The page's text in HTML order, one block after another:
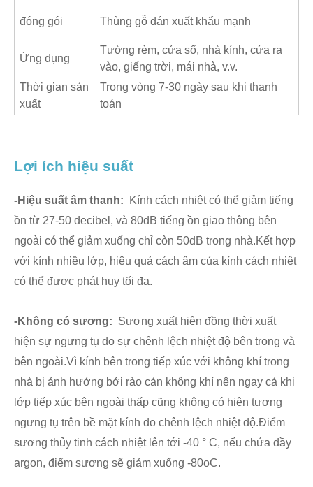
đóng gói Thùng gỗ dán xuất khẩu mạnh
Ứng dụng
Tường rèm, cửa sổ, nhà kính, cửa ra
vào, giếng trời, mái nhà, v.v.
Thời gian sản
xuất
Trong vòng 7-30 ngày sau khi thanh
toán
Lợi ích hiệu suất
-Hiệu suất âm thanh: Kính cách nhiệt có thể giảm tiếng
ồn từ 27-50 decibel, và 80dB tiếng ồn giao thông bên
ngoài có thể giảm xuống chỉ còn 50dB trong nhà.Kết hợp
với kính nhiều lớp, hiệu quả cách âm của kính cách nhiệt
có thể được phát huy tối đa.
-Không có sương: Sương xuất hiện đồng thời xuất
hiện sự ngưng tụ do sự chênh lệch nhiệt độ bên trong và
bên ngoài.Vì kính bên trong tiếp xúc với không khí trong
nhà bị ảnh hưởng bởi rào cản không khí nên ngay cả khi
lớp tiếp xúc bên ngoài thấp cũng không có hiện tượng
ngưng tụ trên bề mặt kính do chênh lệch nhiệt độ.Điểm
sương thủy tinh cách nhiệt lên tới -40 ° C, nếu chứa đầy
argon, điểm sương sẽ giảm xuống -80oC.